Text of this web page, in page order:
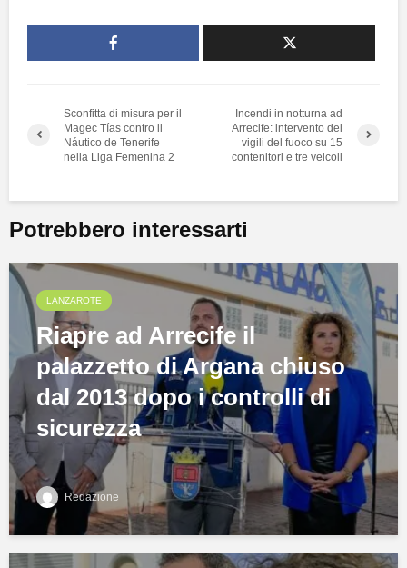
Sconfitta di misura per il
Magec Tías contro il
Náutico de Tenerife
nella Liga Femenina 2
Incendi in notturna ad
Arrecife: intervento dei
vigili del fuoco su 15
contenitori e tre veicoli
Potrebbero interessarti
LANZAROTE
Riapre ad Arrecife il
palazzetto di Argana chiuso
dal 2013 dopo i controlli di
sicurezza
Redazione